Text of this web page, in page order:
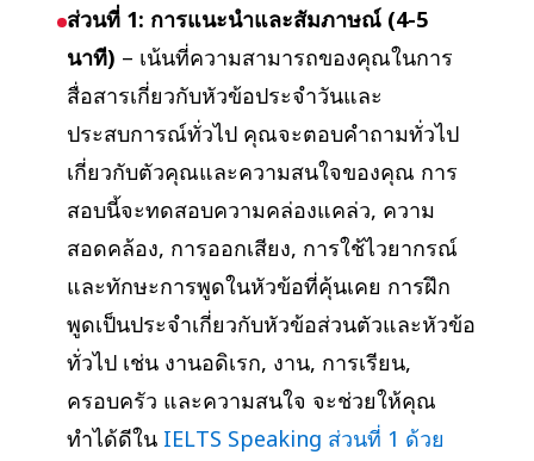
ส่วนที่ 1: การแนะนำและสัมภาษณ์ (4-5
นาที) – เน้นที่ความสามารถของคุณในการ
สื่อสารเกี่ยวกับหัวข้อประจำวันและ
ประสบการณ์ทั่วไป คุณจะตอบคำถามทั่วไป
เกี่ยวกับตัวคุณและความสนใจของคุณ การ
สอบนี้จะทดสอบความคล่องแคล่ว, ความ
สอดคล้อง, การออกเสียง, การใช้ไวยากรณ์
และทักษะการพูดในหัวข้อที่คุ้นเคย การฝึก
พูดเป็นประจำเกี่ยวกับหัวข้อส่วนตัวและหัวข้อ
ทั่วไป เช่น งานอดิเรก, งาน, การเรียน,
ครอบครัว และความสนใจ จะช่วยให้คุณ
ทำได้ดีใน IELTS Speaking ส่วนที่ 1 ด้วย